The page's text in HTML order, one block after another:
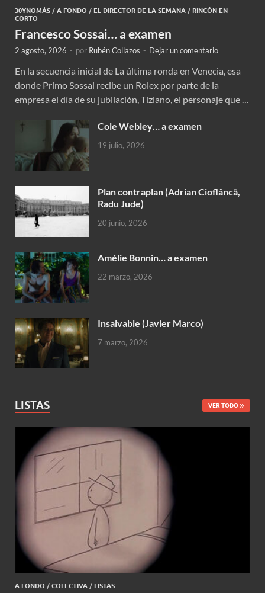
30YNOMÁS / A FONDO / EL DIRECTOR DE LA SEMANA / RINCÓN EN
CORTO
Francesco Sossai… a examen
2 agosto, 2026 - por Rubén Collazos - Dejar un comentario
En la secuencia inicial de La última ronda en Venecia, esa
donde Primo Sossai recibe un Rolex por parte de la
empresa el día de su jubilación, Tiziano, el personaje que …
Cole Webley… a examen
19 julio, 2026
Plan contraplan (Adrian Cioflâncã,
Radu Jude)
20 junio, 2026
Amélie Bonnin… a examen
22 marzo, 2026
Insalvable (Javier Marco)
7 marzo, 2026
LISTAS VER TODO
A FONDO / COLECTIVA / LISTAS